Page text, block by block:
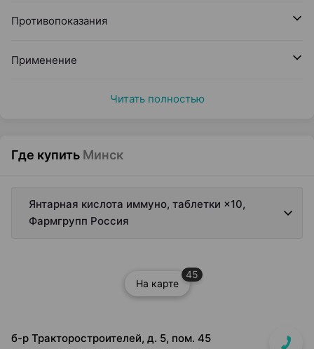
Противопоказания
Применение
Читать полностью
Где купить Минск
Янтарная кислота иммуно, таблетки ×10,
Фармгрупп Россия
На карте
45
б-р Тракторостроителей, д. 5, пом. 45